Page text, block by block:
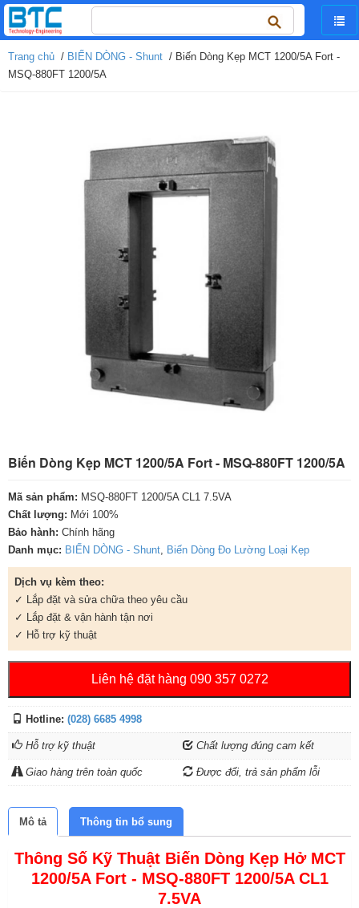
Tìm
kiếm
cho:
Trang chủ / BIẾN DÒNG - Shunt / Biến Dòng Kẹp MCT 1200/5A Fort -
MSQ-880FT 1200/5A
Biến Dòng Kẹp MCT 1200/5A Fort - MSQ-880FT 1200/5A
Mã sản phẩm: MSQ-880FT 1200/5A CL1 7.5VA
Chất lượng: Mới 100%
Bảo hành: Chính hãng
Danh mục: BIẾN DÒNG - Shunt, Biến Dòng Đo Lường Loại Kẹp
Dịch vụ kèm theo:
✓ Lắp đặt và sửa chữa theo yêu cầu
✓ Lắp đặt & vận hành tận nơi
✓ Hỗ trợ kỹ thuật
Liên hệ đặt hàng 090 357 0272
Hotline: (028) 6685 4998
Hỗ trợ kỹ thuật Chất lượng đúng cam kết
Giao hàng trên toàn quốc Được đổi, trả sản phẩm lỗi
Mô tả Thông tin bổ sung
Thông Số Kỹ Thuật Biến Dòng Kẹp Hở MCT
1200/5A Fort - MSQ-880FT 1200/5A CL1
7.5VA